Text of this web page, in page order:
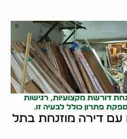
דורשת מקצועיות, רגישות
פתרון כולל לבעיה זו.
עם דירה מוזנחת בתל